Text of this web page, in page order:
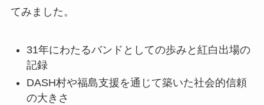
てみました。
31年にわたるバンドとしての歩みと紅白出場の
記録
DASH村や福島支援を通じて築いた社会的信頼
の大きさ